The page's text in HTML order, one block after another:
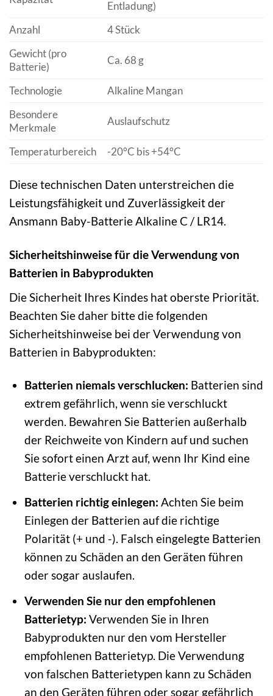
Entladung)
Anzahl
4 Stück
Gewicht (pro
Batterie)
Ca. 68 g
Technologie
Alkaline Mangan
Besondere
Merkmale
Auslaufschutz
Temperaturbereich -20°C bis +54°C
Diese technischen Daten unterstreichen die
Leistungsfähigkeit und Zuverlässigkeit der
Ansmann Baby-Batterie Alkaline C / LR14.
Sicherheitshinweise für die Verwendung von
Batterien in Babyprodukten
Die Sicherheit Ihres Kindes hat oberste Priorität.
Beachten Sie daher bitte die folgenden
Sicherheitshinweise bei der Verwendung von
Batterien in Babyprodukten:
Batterien niemals verschlucken: Batterien sind
extrem gefährlich, wenn sie verschluckt
werden. Bewahren Sie Batterien außerhalb
der Reichweite von Kindern auf und suchen
Sie sofort einen Arzt auf, wenn Ihr Kind eine
Batterie verschluckt hat.
Batterien richtig einlegen: Achten Sie beim
Einlegen der Batterien auf die richtige
Polarität (+ und -). Falsch eingelegte Batterien
können zu Schäden an den Geräten führen
oder sogar auslaufen.
Verwenden Sie nur den empfohlenen
Batterietyp: Verwenden Sie in Ihren
Babyprodukten nur den vom Hersteller
empfohlenen Batterietyp. Die Verwendung
von falschen Batterietypen kann zu Schäden
an den Geräten führen oder sogar gefährlich